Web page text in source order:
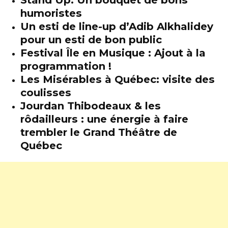
humoristes
Un esti de line-up d’Adib Alkhalidey
pour un esti de bon public
Festival Île en Musique : Ajout à la
programmation !
Les Misérables à Québec: visite des
coulisses
Jourdan Thibodeaux & les
rôdailleurs : une énergie à faire
trembler le Grand Théâtre de
Québec